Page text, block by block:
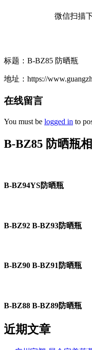
微信扫描
标题：B-BZ85 防晒瓶
地址：https://
在线留言
You must be logged in to
B-BZ85 防晒瓶
B-BZ94YS防晒瓶
B-BZ92 B-BZ93防晒瓶
B-BZ90 B-BZ91防晒瓶
B-BZ88 B-BZ89防晒瓶
近期文章